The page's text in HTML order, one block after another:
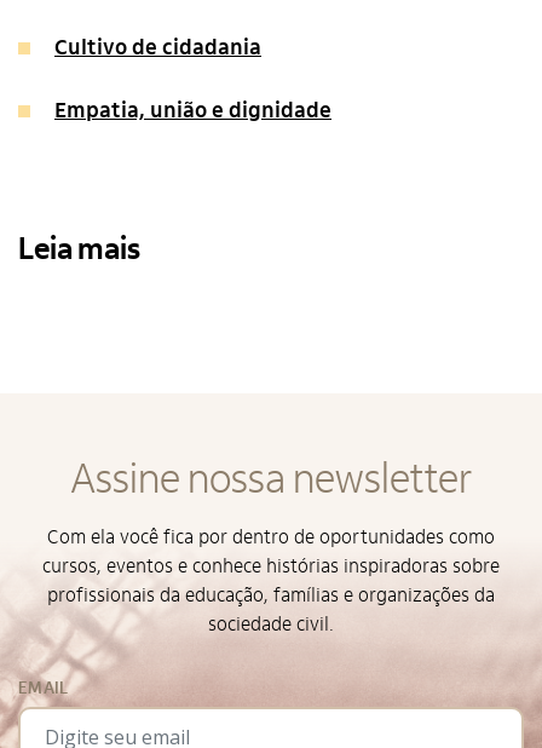
Cultivo de cidadania
Empatia, união e dignidade
Leia mais
Assine nossa newsletter
Com ela você fica por dentro de oportunidades como
cursos, eventos e conhece histórias inspiradoras sobre
profissionais da educação, famílias e organizações da
sociedade civil.
EMAIL